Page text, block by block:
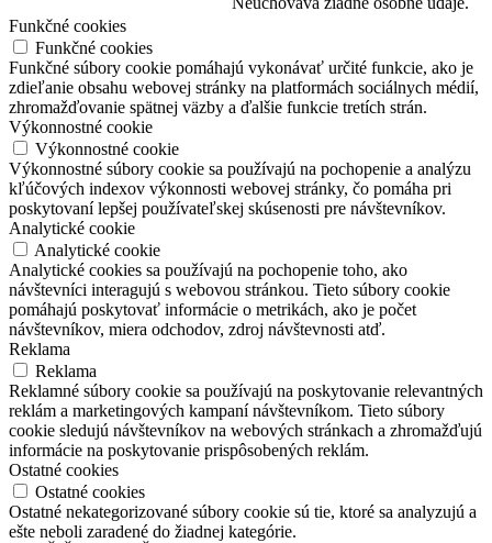
Funkčné cookies
Funkčné cookies
Funkčné súbory cookie pomáhajú vykonávať určité funkcie, ako je
zdieľanie obsahu webovej stránky na platformách sociálnych médií,
zhromažďovanie spätnej väzby a ďalšie funkcie tretích strán.
Výkonnostné cookie
Výkonnostné cookie
Výkonnostné súbory cookie sa používajú na pochopenie a analýzu
kľúčových indexov výkonnosti webovej stránky, čo pomáha pri
poskytovaní lepšej používateľskej skúsenosti pre návštevníkov.
Analytické cookie
Analytické cookie
Analytické cookies sa používajú na pochopenie toho, ako
návštevníci interagujú s webovou stránkou. Tieto súbory cookie
pomáhajú poskytovať informácie o metrikách, ako je počet
návštevníkov, miera odchodov, zdroj návštevnosti atď.
Reklama
Reklama
Reklamné súbory cookie sa používajú na poskytovanie relevantných
reklám a marketingových kampaní návštevníkom. Tieto súbory
cookie sledujú návštevníkov na webových stránkach a zhromažďujú
informácie na poskytovanie prispôsobených reklám.
Ostatné cookies
Ostatné cookies
Ostatné nekategorizované súbory cookie sú tie, ktoré sa analyzujú a
ešte neboli zaradené do žiadnej kategórie.